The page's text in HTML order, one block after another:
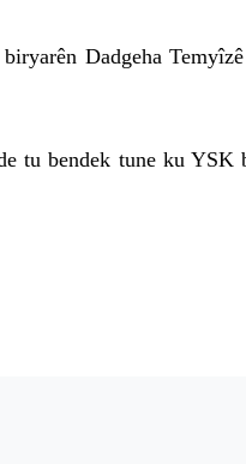
Dadgeha
tu bendek tune ku YSK